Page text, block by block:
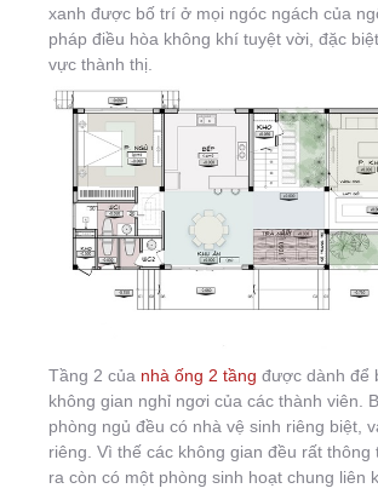
xanh được bố trí ở mọi ngóc ngách của
pháp điều hòa không khí tuyệt vời, đặc
vực thành thị.
Tầng 2 của nhà ống 2 tầng được dành để
không gian nghỉ ngơi của các thành viên.
phòng ngủ đều có nhà vệ sinh riêng biệt,
riêng. Vì thế các không gian đều rất thông
ra còn có một phòng sinh hoạt chung liên